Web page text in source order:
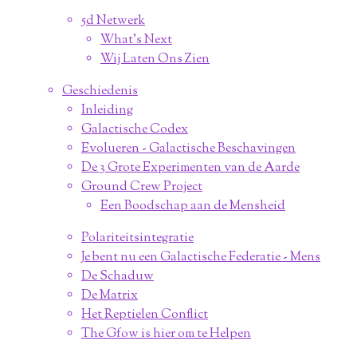
5d Netwerk
What's Next
Wij Laten Ons Zien
Geschiedenis
Inleiding
Galactische Codex
Evolueren - Galactische Beschavingen
De 3 Grote Experimenten van de Aarde
Ground Crew Project
Een Boodschap aan de Mensheid
Polariteitsintegratie
Je bent nu een Galactische Federatie - Mens
De Schaduw
De Matrix
Het Reptielen Conflict
The Gfow is hier om te Helpen